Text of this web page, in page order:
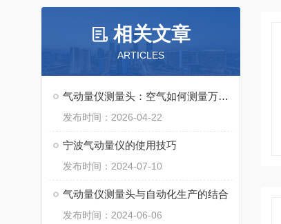
相关文章
ARTICLES
气动量仪测量头：空气如何测量万物？
发布时间：2026-04-22
宁波气动量仪的使用技巧
发布时间：2024-07-10
气动量仪测量头与自动化生产的结合
发布时间：2024-06-06